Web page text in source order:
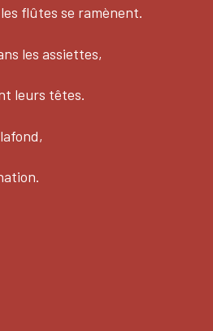
flûtes se ramènent.
les assiettes,
leurs têtes.